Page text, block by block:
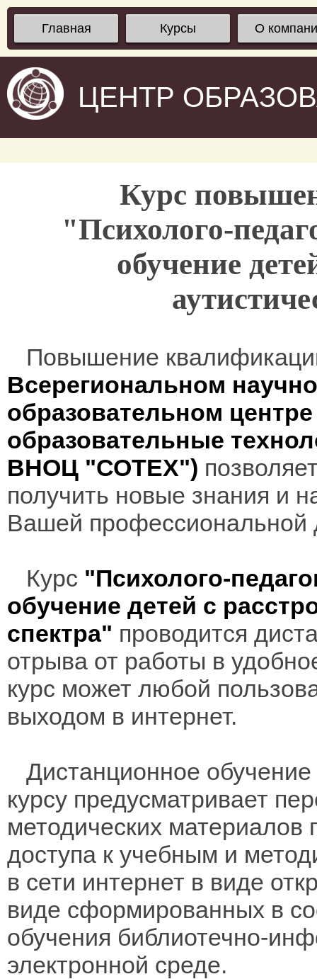
Главная Курсы О
ЦЕНТР
Курс
"Психолого-
обучение
Повышение
Всерегиональном
образовательном
образовательные
ВНОЦ "СОТЕХ")
получить новые знания и
Вашей профессиональной
Курс "Психолого-
обучение детей с
спектра" проводится
отрыва от работы в
курс может любой
выходом в интернет.
Дистанционное
курсу предусматривает
методических материалов
доступа к учебным и
в сети интернет в виде
виде сформированных в
обучения библиотечно-
электронной среде.